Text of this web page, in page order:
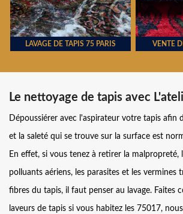
LAVAGE DE TAPIS 75 PARIS VENTE
Le nettoyage de tapis avec
Dépoussiérer avec l'aspirateur votre tapis afin
et la saleté qui se trouve sur la surface est
En effet, si vous tenez à retirer la malpropreté,
polluants aériens, les parasites et les vermines
fibres du tapis, il faut penser au lavage. Faites
laveurs de tapis si vous habitez les 75017,